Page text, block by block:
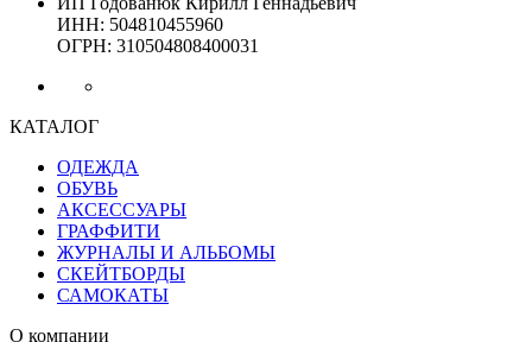
ИНН: 504810455960
ОГРН: 310504808400031
КАТАЛОГ
ОДЕЖДА
ОБУВЬ
АКСЕССУАРЫ
ГРАФФИТИ
ЖУРНАЛЫ И АЛЬБОМЫ
СКЕЙТБОРДЫ
САМОКАТЫ
О компании